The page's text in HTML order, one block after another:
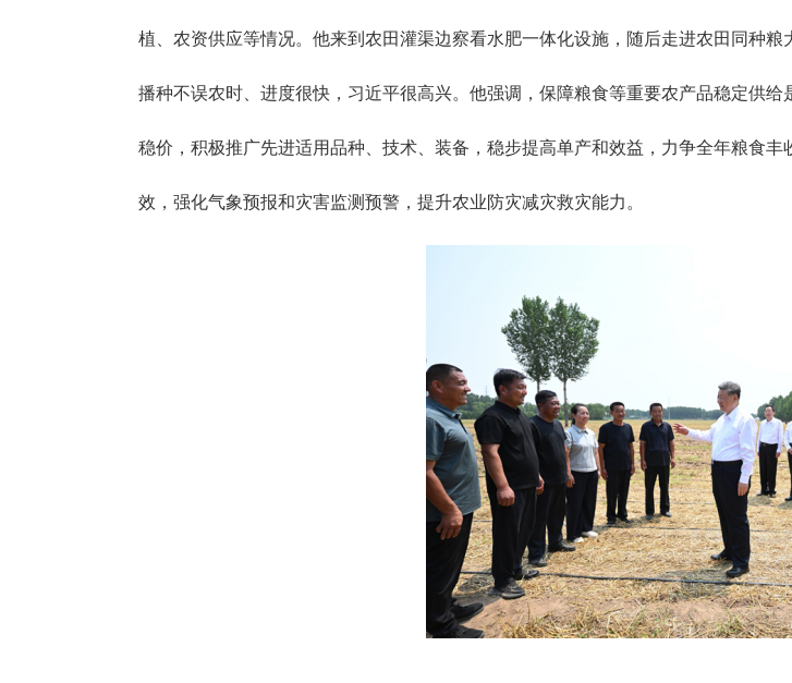
植、农资供应等情况。他来到农田灌渠边察看水肥一体化设施，随后走进农田同种
播种不误农时、进度很快，习近平很高兴。他强调，保障粮食等重要农产品稳定供
稳价，积极推广先进适用品种、技术、装备，稳步提高单产和效益，力争全年粮食
效，强化气象预报和灾害监测预警，提升农业防灾减灾救灾能力。